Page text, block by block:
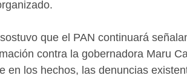
que el PAN continuará
contra la gobernadora Maru
en los hechos, las denuncias